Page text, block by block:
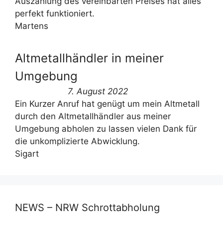
perfekt funktioniert.
Martens
Altmetallhändler in meiner
Umgebung
7. August 2022
Ein Kurzer Anruf hat genügt um mein Altmetall
durch den Altmetallhändler aus meiner
Umgebung abholen zu lassen vielen Dank für
die unkomplizierte Abwicklung.
Sigart
NEWS – NRW Schrottabholung